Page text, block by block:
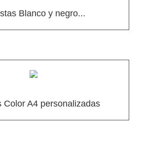
Blanco y negro...
Color A4 personalizadas